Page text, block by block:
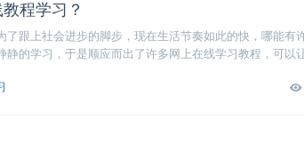
程学习？
了跟上社会进步的脚步，现在生活节奏如此的快，哪能有
静的学习，于是顺应而出了许多网上在线学习教程，可以